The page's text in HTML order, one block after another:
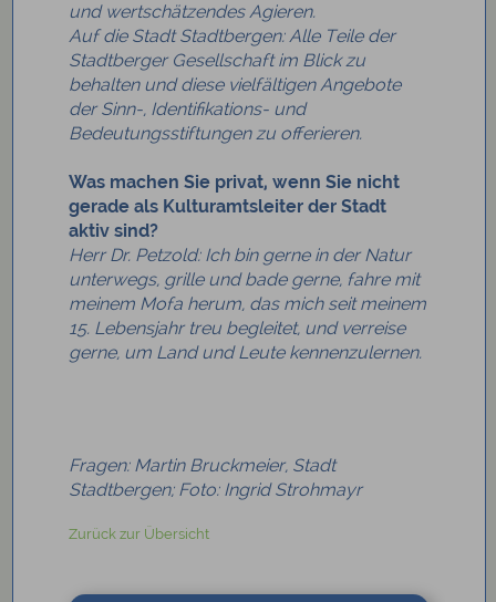
und wertschätzendes Agieren.
Auf die Stadt Stadtbergen: Alle Teile der
Stadtberger Gesellschaft im Blick zu
behalten und diese vielfältigen Angebote
der Sinn-, Identifikations- und
Bedeutungsstiftungen zu offerieren.
Was machen Sie privat, wenn Sie nicht
gerade als Kulturamtsleiter der Stadt
aktiv sind?
Herr Dr. Petzold: Ich bin gerne in der Natur
unterwegs, grille und bade gerne, fahre mit
meinem Mofa herum, das mich seit meinem
15. Lebensjahr treu begleitet, und verreise
gerne, um Land und Leute kennenzulernen.
Fragen: Martin Bruckmeier, Stadt
Stadtbergen; Foto: Ingrid Strohmayr
Zurück zur Übersicht